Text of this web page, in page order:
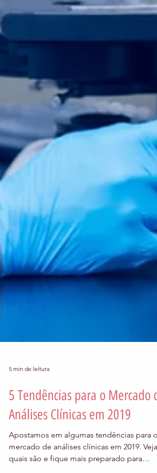
5 min de leitura
5 Tendências para o Mercado de